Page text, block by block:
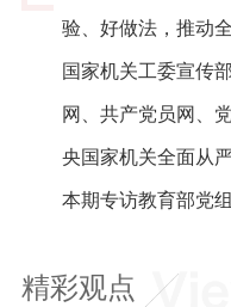
验、好做法，推动
国家机关工委宣传
网、共产党员网、
央国家机关全面从
本期专访教育部党
精彩观点